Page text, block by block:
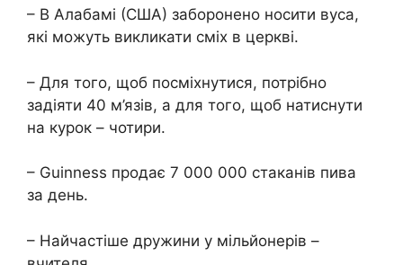
– В Алабамі (США) заборонено носити вуса,
які можуть викликати сміх в церкві.
– Для того, щоб посміхнутися, потрібно
задіяти 40 м’язів, а для того, щоб натиснути
на курок – чотири.
– Guinness продає 7 000 000 стаканів пива
за день.
– Найчастіше дружини у мільйонерів –